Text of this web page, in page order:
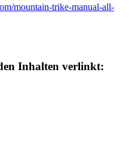
mountain-trike-manual-all-
Inhalten verlinkt: